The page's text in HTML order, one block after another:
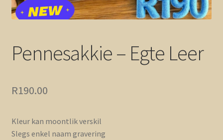
Pennesakkie – Egte Leer
R190.00
Kleur kan moontlik verskil
Slegs enkel naam gravering